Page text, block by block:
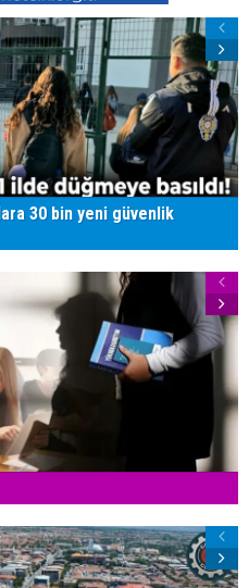
30 bin yeni güvenlik